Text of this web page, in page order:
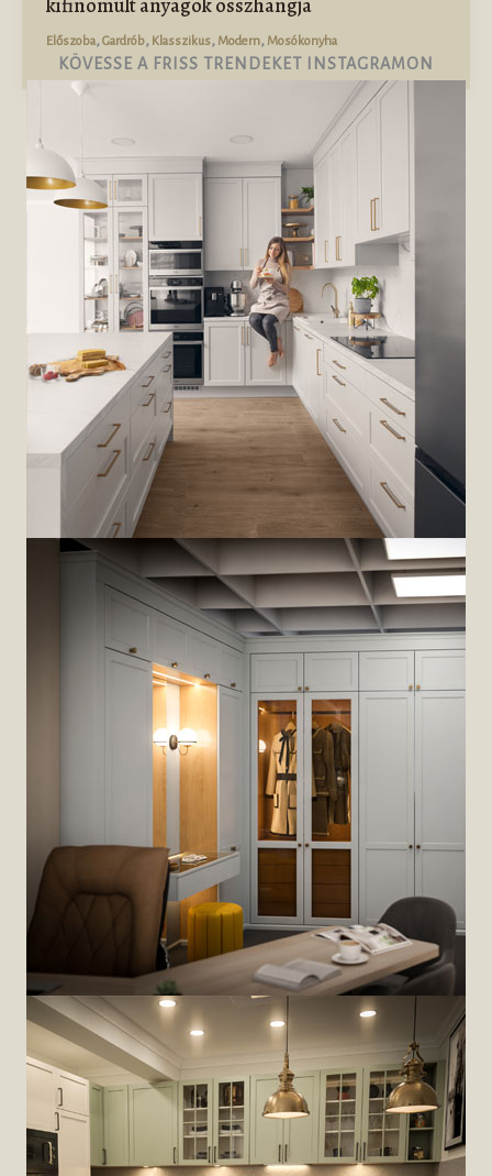
Előszoba,Gardrób, Klasszikus, Modern, Mosókonyha
KÖVESSE A FRISS TRENDEKET INSTAGRAMON